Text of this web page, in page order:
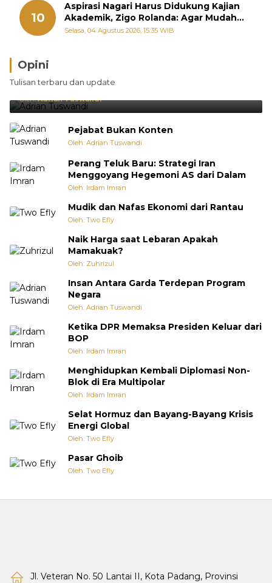
10
Aspirasi Nagari Harus Didukung Kajian
Akademik, Zigo Rolanda: Agar Mudah
Diperjuangkan di Kementerian
Selasa, 04 Agustus 2026, 15:35 WIB
Opini
Tulisan terbaru dan update
Brasil Lebih Diunggulkan, tetapi Jepang Selalu
Punya Cara Membuat Kejutan
Oleh:Adrian Tuswandi
Pejabat Bukan Konten
Oleh: Adrian Tuswandi
Perang Teluk Baru: Strategi Iran
Menggoyang Hegemoni AS dari Dalam
Oleh: Irdam Imran
Mudik dan Nafas Ekonomi dari Rantau
Oleh: Two Efly
Naik Harga saat Lebaran Apakah
Mamakuak?
Oleh: Zuhrizul
Insan Antara Garda Terdepan Program
Negara
Oleh: Adrian Tuswandi
Ketika DPR Memaksa Presiden Keluar dari
BOP
Oleh: Irdam Imran
Menghidupkan Kembali Diplomasi Non-
Blok di Era Multipolar
Oleh: Irdam Imran
Selat Hormuz dan Bayang-Bayang Krisis
Energi Global
Oleh: Two Efly
Pasar Ghoib
Oleh: Two Efly
Jl. Veteran No. 50 Lantai II, Kota Padang, Provinsi